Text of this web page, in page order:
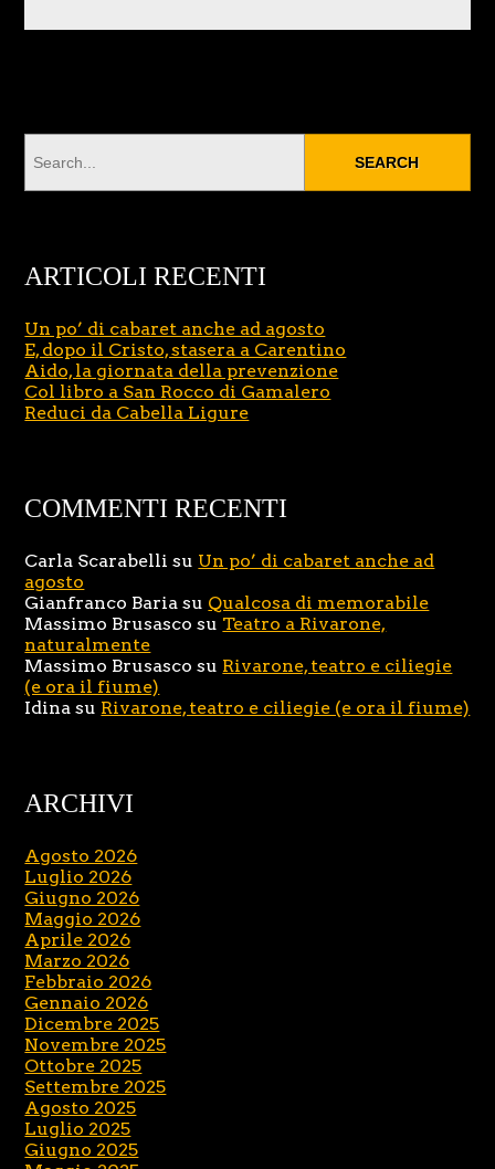
ARTICOLI RECENTI
Un po’ di cabaret anche ad agosto
E, dopo il Cristo, stasera a Carentino
Aido, la giornata della prevenzione
Col libro a San Rocco di Gamalero
Reduci da Cabella Ligure
COMMENTI RECENTI
Carla Scarabelli su Un po’ di cabaret anche ad
agosto
Gianfranco Baria su Qualcosa di memorabile
Massimo Brusasco su Teatro a Rivarone,
naturalmente
Massimo Brusasco su Rivarone, teatro e ciliegie
(e ora il fiume)
Idina su Rivarone, teatro e ciliegie (e ora il fiume)
ARCHIVI
Agosto 2026
Luglio 2026
Giugno 2026
Maggio 2026
Aprile 2026
Marzo 2026
Febbraio 2026
Gennaio 2026
Dicembre 2025
Novembre 2025
Ottobre 2025
Settembre 2025
Agosto 2025
Luglio 2025
Giugno 2025